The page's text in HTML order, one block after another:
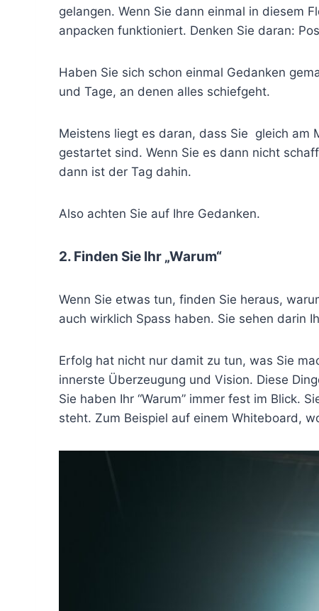
gelangen. Wenn Sie dann einmal in diesem
anpacken funktioniert. Denken Sie daran:
Haben Sie sich schon einmal Gedanken
und Tage, an denen alles schiefgeht.
Meistens liegt es daran, dass Sie gleich am
gestartet sind. Wenn Sie es dann nicht
dann ist der Tag dahin.
Also achten Sie auf Ihre Gedanken.
2. Finden Sie Ihr „Warum“
Wenn Sie etwas tun, finden Sie heraus,
auch wirklich Spass haben. Sie sehen darin
Erfolg hat nicht nur damit zu tun, was Sie
innerste Überzeugung und Vision. Diese
Sie haben Ihr “Warum” immer fest im Blick.
steht. Zum Beispiel auf einem Whiteboard,